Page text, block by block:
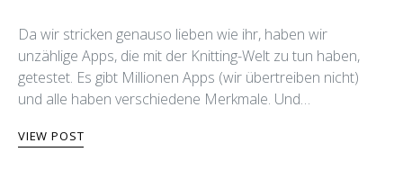
Da wir stricken genauso lieben wie ihr, haben wir
unzählige Apps, die mit der Knitting-Welt zu tun haben,
getestet. Es gibt Millionen Apps (wir übertreiben nicht)
und alle haben verschiedene Merkmale. Und…
VIEW POST